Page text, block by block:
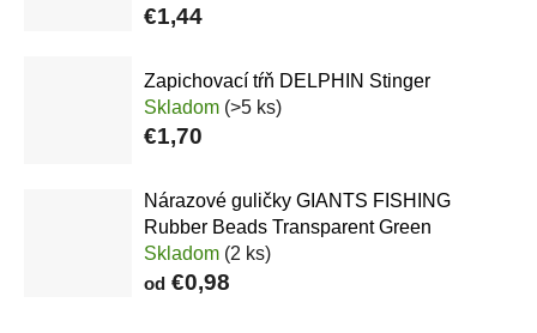
€1,44
Zapichovací tŕň DELPHIN Stinger
Skladom (>5 ks)
€1,70
Nárazové guličky GIANTS FISHING
Rubber Beads Transparent Green
Skladom (2 ks)
od €0,98